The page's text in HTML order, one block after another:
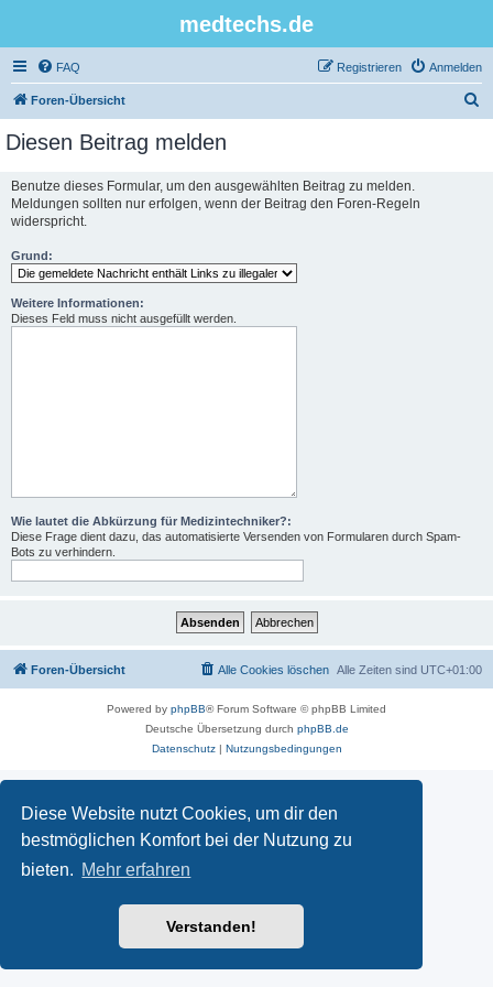
Diese Website nutzt Cookies, um dir den
bestmöglichen Komfort bei der Nutzung zu
bieten. Mehr erfahren
Verstanden!
medtechs.de
FAQ Anmelden
Registrieren
Foren-Übersicht
Diesen Beitrag melden
Benutze dieses Formular, um den ausgewählten Beitrag zu melden.
Meldungen sollten nur erfolgen, wenn der Beitrag den Foren-Regeln
widerspricht.
Grund:
Weitere Informationen:
Dieses Feld muss nicht ausgefüllt werden.
Wie lautet die Abkürzung für Medizintechniker?:
Diese Frage dient dazu, das automatisierte Versenden von Formularen durch Spam-
Bots zu verhindern.
Foren-Übersicht Alle Zeiten sind UTC+01:00
Alle Cookies löschen
Powered by phpBB® Forum Software © phpBB Limited
Deutsche Übersetzung durch phpBB.de
Datenschutz| Nutzungsbedingungen